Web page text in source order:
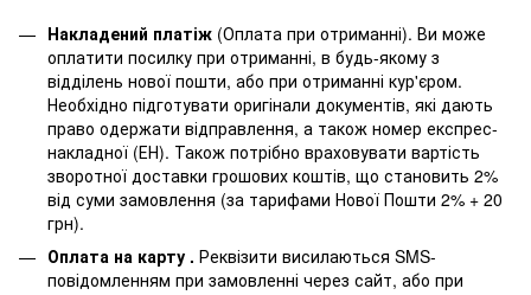
Накладений платіж (Оплата при отриманні). Ви може
оплатити посилку при отриманні, в будь-якому з
відділень нової пошти, або при отриманні кур'єром.
Необхідно підготувати оригінали документів, які дають
право одержати відправлення, а також номер експрес-
накладної (ЕН). Також потрібно враховувати вартість
зворотної доставки грошових коштів, що становить 2%
від суми замовлення (за тарифами Нової Пошти 2% + 20
грн).
Оплата на карту . Реквізити висилаються SMS-
повідомленням при замовленні через сайт, або при